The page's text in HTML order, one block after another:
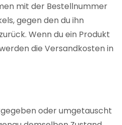
mit der Bestellnummer
gegen den du ihn
Wenn du ein Produkt
die Versandkosten in
oder umgetauscht